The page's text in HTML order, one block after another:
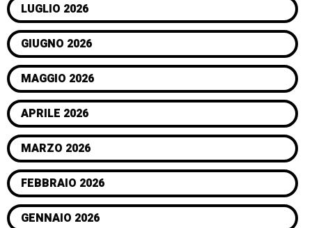
LUGLIO 2026
GIUGNO 2026
MAGGIO 2026
APRILE 2026
MARZO 2026
FEBBRAIO 2026
GENNAIO 2026